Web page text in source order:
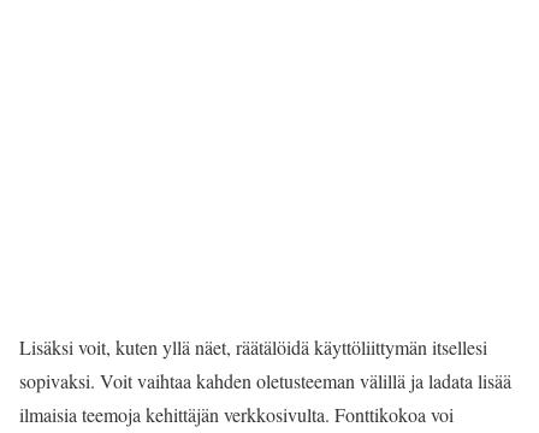
Lisäksi voit, kuten yllä näet, räätälöidä käyttöliittymän itsellesi
sopivaksi. Voit vaihtaa kahden oletusteeman välillä ja ladata lisää
ilmaisia teemoja kehittäjän verkkosivulta. Fonttikokoa voi